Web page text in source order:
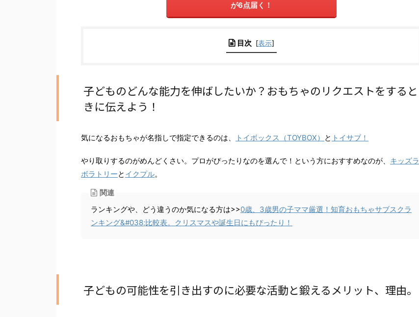
が6点届く！
目次 [表示]
子どものどんな能力を伸ばしたいか？おもちゃのリクエストをすると
きに伝えよう！
気になるおもちゃが名指しで指定できるのは、 トイボックス（TOYBOX） と トイサブ！
やり取りするのがめんどくさい。プロがぴったりなのを選んで！と いう方におすすめなのが、 キッズラ
ボラトリーと イクプル。
関連
ランキングや、どう違うのか気になる方は>>0歳、3歳男の子ママ厳選！知育おもちゃサブスクラ
ンキング&#038;比較表。クリスマスや誕生日にもぴったり！
子どもの可能性を引き出すのに必要な活動と鍛えるメリット、理由。